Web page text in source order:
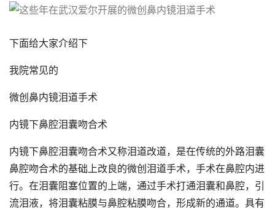
下面给大家介绍下
我院常见的
微创鼻内镜泪道手术
内镜下鼻腔泪囊吻合术
内镜下鼻腔泪囊吻合术又称泪道改道，是在传统的外路泪囊
鼻腔吻合术的基础上改良的微创泪道手术，手术在鼻腔内进
行。在泪囊阻塞位置的上端，通过手术打通泪囊和鼻腔，引
流泪液，将泪囊粘膜与鼻腔粘膜吻合，形成新的通道。具有